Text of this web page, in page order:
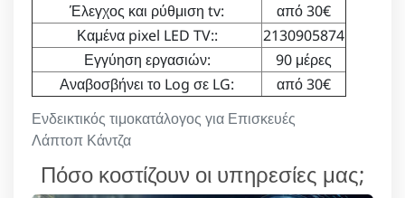
Ενδεικτικός τιμοκατάλογος για Επισκευές
Λάπτοπ Κάντζα
Έλεγχος και ρύθμιση tv:
από 30€
Καμένα pixel LED TV::
2130905874
Εγγύηση εργασιών:
90 μέρες
Αναβοσβήνει το Log σε LG:
από 30€
Πόσο κοστίζουν οι υπηρεσίες μας;